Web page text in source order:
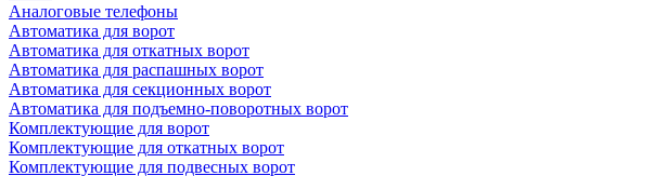
Аналоговые телефоны
Автоматика для ворот
Автоматика для откатных ворот
Автоматика для распашных ворот
Автоматика для секционных ворот
Автоматика для подъемно-поворотных ворот
Комплектующие для ворот
Комплектующие для откатных ворот
Комплектующие для подвесных ворот